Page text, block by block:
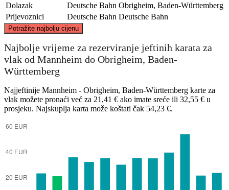
Dolazak
Deutsche Bahn Obrigheim, Baden-Württemberg
Prijevoznici
Deutsche Bahn Deutsche Bahn
Potražite najbolju cijenu
Mannheim
©CARTO, ©OpenStreetMap
Najbolje vrijeme za rezerviranje jeftinih karata za
vlak od Mannheim do Obrigheim, Baden-
Württemberg
Najjeftinije Mannheim - Obrigheim, Baden-Württemberg karte za
vlak možete pronaći već za 21,41 € ako imate sreće ili 32,55 € u
prosjeku. Najskuplja karta može koštati čak 54,23 €.